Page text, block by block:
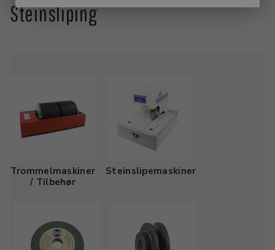
Steinsliping
Trommelmaskiner
/ Tilbehør
Steinslipemaskiner